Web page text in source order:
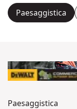
Paesaggistica
Paesaggistica